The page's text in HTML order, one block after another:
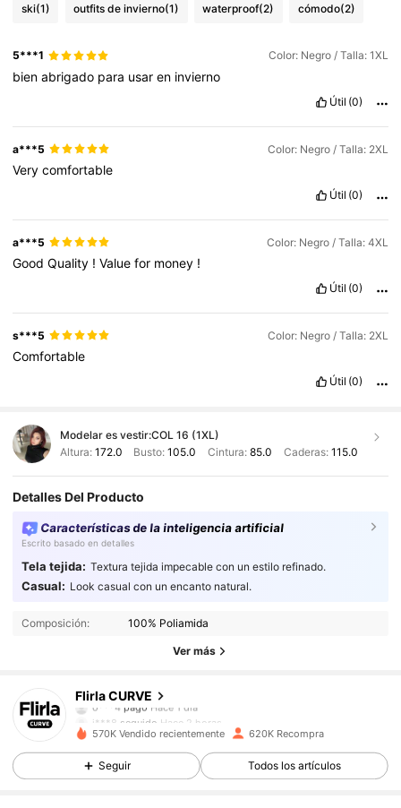
ski(1) outfits de invierno(1) waterproof(2) cómodo(2)
5***1 Color: Negro / Talla: 1XL
bienabrigado para usaren invierno
Útil (0)
a***5 Color: Negro / Talla: 2XL
Verycomfortable
Útil (0)
a***5 Color: Negro / Talla: 4XL
GoodQuality !Valuefor money !
Útil (0)
s***5 Color: Negro / Talla: 2XL
Comfortable
Útil (0)
Modelar es vestir:COL 16 (1XL)
Altura: 172.0 Busto:105.0 Cintura: 85.0 Caderas: 115.0
Detalles Del Producto
Características de la inteligencia artificial
Escrito basado en detalles
Tela tejida: Textura tejida impecable con un estilo refinado.
Casual: Look casual con un encanto natural.
Composición: 100% Poliamida
Ver más
Flirla CURVE
o***4pagóHace 1 día
i***8 seguidoHace 2 horas
570K Vendido recientemente 620K Recompra
Seguir Todos los artículos